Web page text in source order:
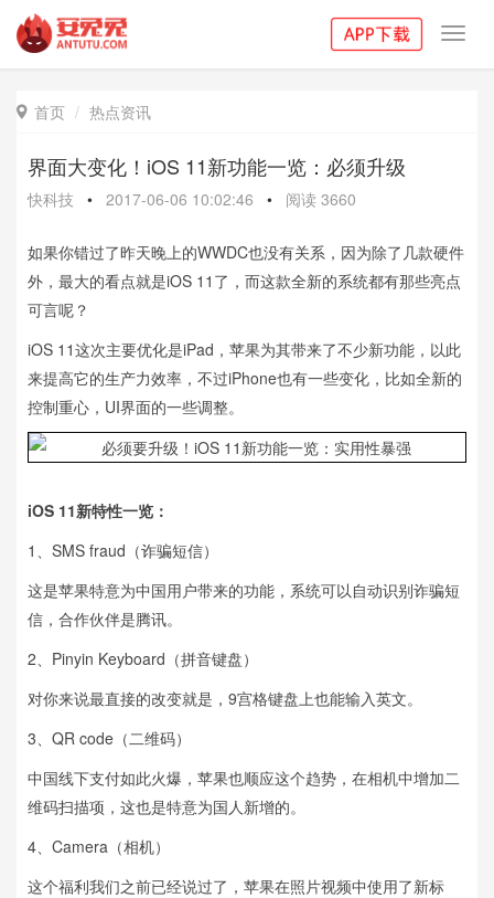
 首页 热点资讯
界面大变化！iOS 11新功能一览：必须升级
快科技 • 2017-06-06 10:02:46 • 阅读 3660
如果你错过了昨天晚上的WWDC也没有关系，因为除了几款硬件
外，最大的看点就是iOS 11了，而这款全新的系统都有那些亮点
可言呢？
iOS 11这次主要优化是iPad，苹果为其带来了不少新功能，以此
来提高它的生产力效率，不过iPhone也有一些变化，比如全新的
控制重心，UI界面的一些调整。
iOS 11新特性一览：
1、SMS fraud（诈骗短信）
这是苹果特意为中国用户带来的功能，系统可以自动识别诈骗短
信，合作伙伴是腾讯。
2、Pinyin Keyboard（拼音键盘）
对你来说最直接的改变就是，9宫格键盘上也能输入英文。
3、QR code（二维码）
中国线下支付如此火爆，苹果也顺应这个趋势，在相机中增加二
维码扫描项，这也是特意为国人新增的。
4、Camera（相机）
这个福利我们之前已经说过了，苹果在照片视频中使用了新标